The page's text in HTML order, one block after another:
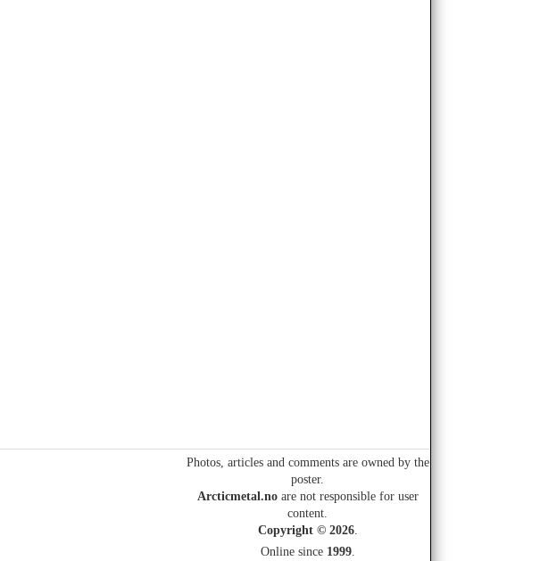
Photos, articles and comments are owned by the
poster.
Arcticmetal.noare not responsible for user
content.
Copyright © 2026.
Online since 1999.